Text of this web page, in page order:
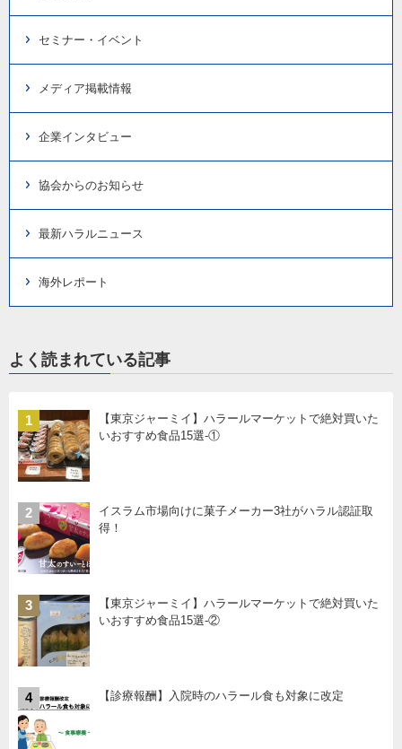
セミナー・イベント
メディア掲載情報
企業インタビュー
協会からのお知らせ
最新ハラルニュース
海外レポート
よく読まれている記事
1
【東京ジャーミイ】ハラールマーケットで絶対買いた
いおすすめ食品15選-①
2
イスラム市場向けに菓子メーカー3社がハラル認証取
得！
3
【東京ジャーミイ】ハラールマーケットで絶対買いた
いおすすめ食品15選-②
4 【診療報酬】入院時のハラール食も対象に改定